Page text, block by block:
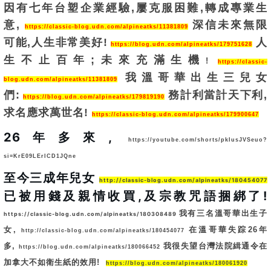
因有七年台塑企業經驗,屢克服困難,轉成專業生
意,
https://classic-blog.udn.com/alpineatks/11381809
深信未來無限
可能,人生非常美好!
https://blog.udn.com/alpineatks/179751628
人
生不止百年;未來充滿生機
!https://classic-
blog.udn.com/alpineatks/11381809
我溫哥華出生三兒女
們:
https://blog.udn.com/alpineatks/179819190
務計利當計天下利,
求名應求萬世名!
https://classic-blog.udn.com/alpineatks/179900647
26年多來, https://youtube.com/shorts/pkIusJVSeuo?
si=KrE09LErlCD1JQne
至今三成年兒女 http://classic-blog.udn.com/alpineatks/180454077
https://classic-blog.udn.com/alpineatks/180308489 我有三名溫哥華出生子
女,
http://classic-blog.udn.com/alpineatks/180454077
在溫哥華失踪26年
多,
https://blog.udn.com/alpineatks/180066452 我很失望台灣法院緝通令在
加拿大不如衛生紙的效用!
https://blog.udn.com/alpineatks/180061920